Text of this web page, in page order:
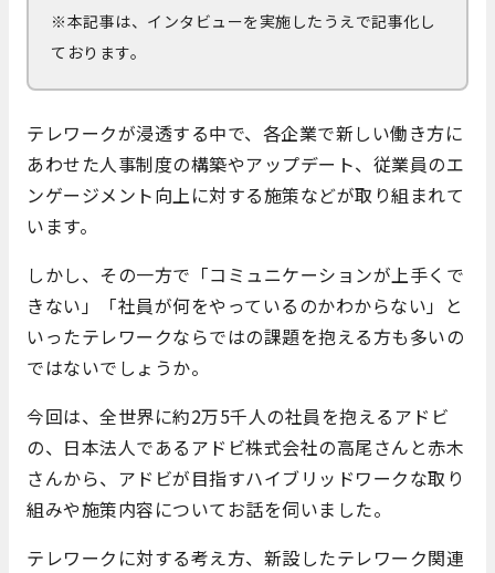
※本記事は、インタビューを実施したうえで記事化し
ております。
テレワークが浸透する中で、各企業で新しい働き方に
あわせた人事制度の構築やアップデート、従業員のエ
ンゲージメント向上に対する施策などが取り組まれて
います。
しかし、その一方で「コミュニケーションが上手くで
きない」「社員が何をやっているのかわからない」と
いったテレワークならではの課題を抱える方も多いの
ではないでしょうか。
今回は、全世界に約2万5千人の社員を抱えるアドビ
の、日本法人であるアドビ株式会社の高尾さんと赤木
さんから、アドビが目指すハイブリッドワークな取り
組みや施策内容についてお話を伺いました。
テレワークに対する考え方、新設したテレワーク関連